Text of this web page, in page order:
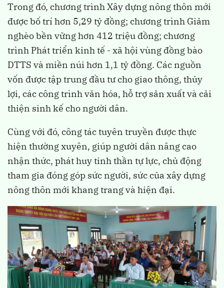
Trong đó, chương trình Xây dựng nông thôn mới
được bố trí hơn 5,29 tỷ đồng; chương trình Giảm
nghèo bền vững hơn 412 triệu đồng; chương
trình Phát triển kinh tế - xã hội vùng đồng bào
DTTS và miền núi hơn 1,1 tỷ đồng. Các nguồn
vốn được tập trung đầu tư cho giao thông, thủy
lợi, các công trình văn hóa, hỗ trợ sản xuất và cải
thiện sinh kế cho người dân.
Cùng với đó, công tác tuyên truyền được thực
hiện thường xuyên, giúp người dân nâng cao
nhận thức, phát huy tinh thần tự lực, chủ động
tham gia đóng góp sức người, sức của xây dựng
nông thôn mới khang trang và hiện đại.